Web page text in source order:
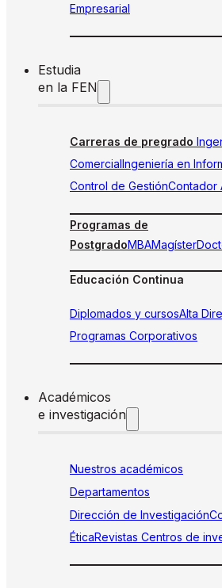
Empresarial
Estudia
en la FEN
Carreras de pregrado
ComercialIngeniería en
Control de GestiónContador
Programas de
PostgradoMBAMagíster
Educación Continua
Diplomados y cursosAlta
Programas Corporativos
Académicos
e investigación
Nuestros académicos
Departamentos
Dirección de Investigación
ÉticaRevistas Centros de